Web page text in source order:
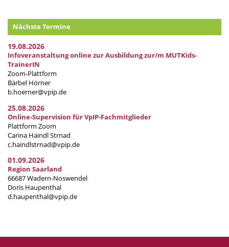
Nächste Termine
19.08.2026
Infoveranstaltung online zur Ausbildung zur/m MUTKids-
TrainerIN
Zoom-Plattform
Bärbel Hörner
b.hoerner@vpip.de
25.08.2026
Online-Supervision für VpIP-Fachmitglieder
Plattform Zoom
Carina Haindl Strnad
c.haindlstrnad@vpip.de
01.09.2026
Region Saarland
66687 Wadern-Noswendel
Doris Haupenthal
d.haupenthal@vpip.de